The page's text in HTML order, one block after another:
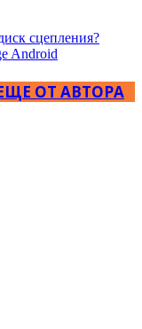
сцепления?
Android
ОТ АВТОРА